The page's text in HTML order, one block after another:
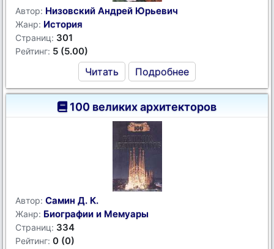
Автор: Низовский Андрей Юрьевич
Жанр: История
Страниц: 301
Рейтинг: 5 (5.00)
Читать Подробнее
100 великих архитекторов
Автор: Самин Д. К.
Жанр: Биографии и Мемуары
Страниц: 334
Рейтинг: 0 (0)